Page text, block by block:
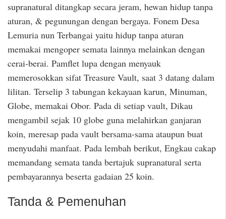
supranatural ditangkap secara jeram, hewan hidup tanpa
aturan, & pegunungan dengan bergaya. Fonem Desa
Lemuria nun Terbangai yaitu hidup tanpa aturan
memakai mengoper semata lainnya melainkan dengan
cerai-berai. Pamflet lupa dengan menyauk
memerosokkan sifat Treasure Vault, saat 3 datang dalam
lilitan. Terselip 3 tabungan kekayaan karun, Minuman,
Globe, memakai Obor. Pada di setiap vault, Dikau
mengambil sejak 10 globe guna melahirkan ganjaran
koin, meresap pada vault bersama-sama ataupun buat
menyudahi manfaat. Pada lembah berikut, Engkau cakap
memandang semata tanda bertajuk supranatural serta
pembayarannya beserta gadaian 25 koin.
Tanda & Pemenuhan